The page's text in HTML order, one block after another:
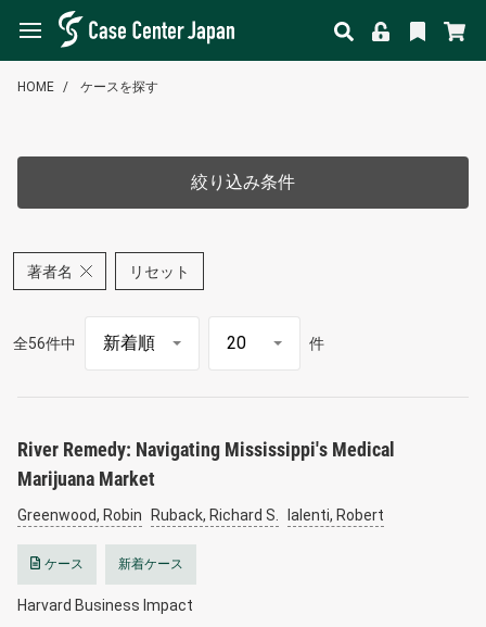
HOME ケースを探す
著者名 リセット
全56件中 件
River Remedy: Navigating Mississippi's Medical
Marijuana Market
Greenwood, Robin Ruback, Richard S. Ialenti, Robert
ケース 新着ケース
Harvard Business Impact
絞り込み条件